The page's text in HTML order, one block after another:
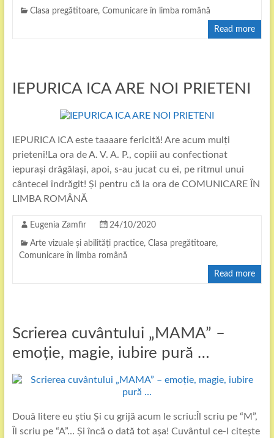
Clasa pregătitoare, Comunicare în limba română
Read more
IEPURICA ICA ARE NOI PRIETENI
IEPURICA ICA este taaaare fericită! Are acum mulți
prieteni!La ora de A. V. A. P., copiii au confectionat
iepurași drăgălași, apoi, s-au jucat cu ei, pe ritmul unui
cântecel îndrăgit! Și pentru că la ora de COMUNICARE ÎN
LIMBA ROMÂNĂ
Eugenia Zamfir 24/10/2020
Arte vizuale și abilități practice, Clasa pregătitoare,
Comunicare în limba română
Read more
Scrierea cuvântului „MAMA” –
emoție, magie, iubire pură …
Două litere eu știu Și cu grijă acum le scriu:Îl scriu pe “M”,
Îl scriu pe “A”… Și încă o dată tot așa! Cuvântul ce-l citește